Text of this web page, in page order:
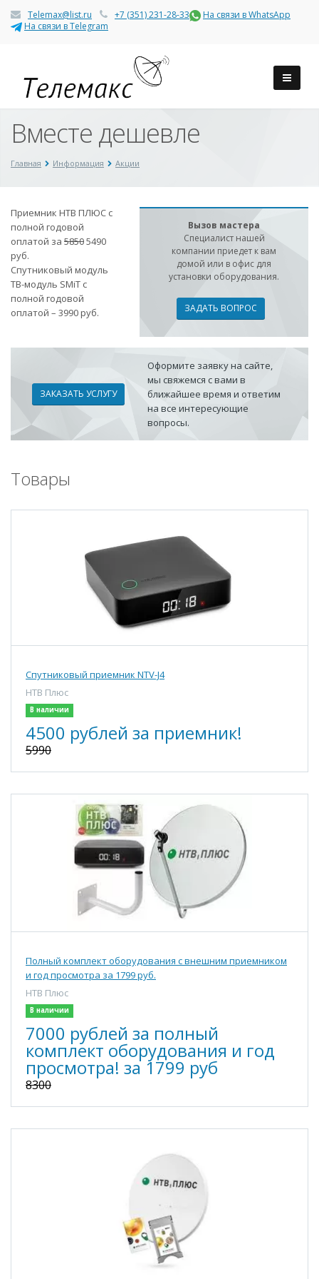
Telemax@list.ru +7 (351) 231-28-33
На связи в WhatsApp
На связи в Telegram
Вместе дешевле
Главная Информация Акции
Вызов мастера
Специалист нашей
компании приедет к вам
домой или в офис для
установки оборудования.
ЗАДАТЬ ВОПРОС
Приемник НТВ ПЛЮС с
полной годовой
оплатой за 58505490
руб.
Спутниковый модуль
ТВ-модуль SMiT с
полной годовой
оплатой – 3990 руб.
ЗАКАЗАТЬ УСЛУГУ
Оформите заявку на сайте,
мы свяжемся с вами в
ближайшее время и ответим
на все интересующие
вопросы.
Товары
Спутниковый приемник NTV-J4
НТВ Плюс
В наличии
4500 рублей за приемник!
5990
Полный комплект оборудования с внешним приемником
и год просмотра за 1799 руб.
НТВ Плюс
В наличии
7000 рублей за полный
комплект оборудования и год
просмотра! за 1799 руб
8300